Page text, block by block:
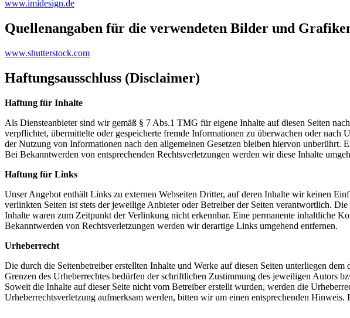
www.imidesign.de
Quellenangaben für die verwendeten Bilder und
www.shutterstock.com
Haftungsausschluss (Disclaimer)
Haftung für Inhalte
Als Diensteanbieter sind wir gemäß § 7 Abs.1 TMG für eigene Inhalte auf diesen Seiten
verpflichtet, übermittelte oder gespeicherte fremde Informationen zu überwachen oder
der Nutzung von Informationen nach den allgemeinen Gesetzen bleiben hiervon
Bei Bekanntwerden von entsprechenden Rechtsverletzungen werden wir diese Inhalte
Haftung für Links
Unser Angebot enthält Links zu externen Webseiten Dritter, auf deren Inhalte wir keinen
verlinkten Seiten ist stets der jeweilige Anbieter oder Betreiber der Seiten verantwortlich.
Inhalte waren zum Zeitpunkt der Verlinkung nicht erkennbar. Eine permanente inhaltliche
Bekanntwerden von Rechtsverletzungen werden wir derartige Links umgehend entfernen.
Urheberrecht
Die durch die Seitenbetreiber erstellten Inhalte und Werke auf diesen Seiten unterliegen
Grenzen des Urheberrechtes bedürfen der schriftlichen Zustimmung des jeweiligen Autors
Soweit die Inhalte auf dieser Seite nicht vom Betreiber erstellt wurden, werden die
Urheberrechtsverletzung aufmerksam werden, bitten wir um einen entsprechenden